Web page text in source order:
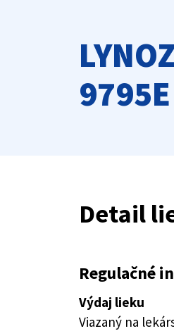
9795E
Detail
Regulačné
Výdaj lieku
Viazaný na